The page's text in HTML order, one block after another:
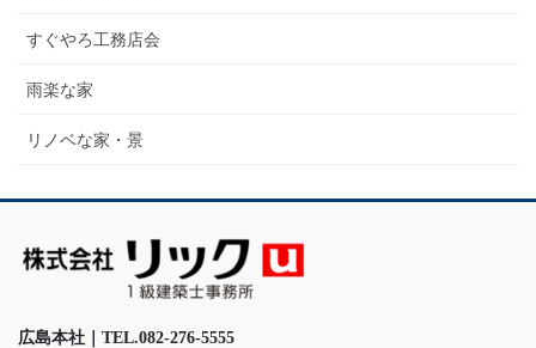
すぐやろ工務店会
雨楽な家
リノベな家・景
広島本社｜TEL.082-276-5555